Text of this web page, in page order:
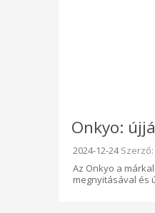
Onkyo:
Beküldve:
2024-12-24Szerző:
Az Onkyo a
megnyitásával és